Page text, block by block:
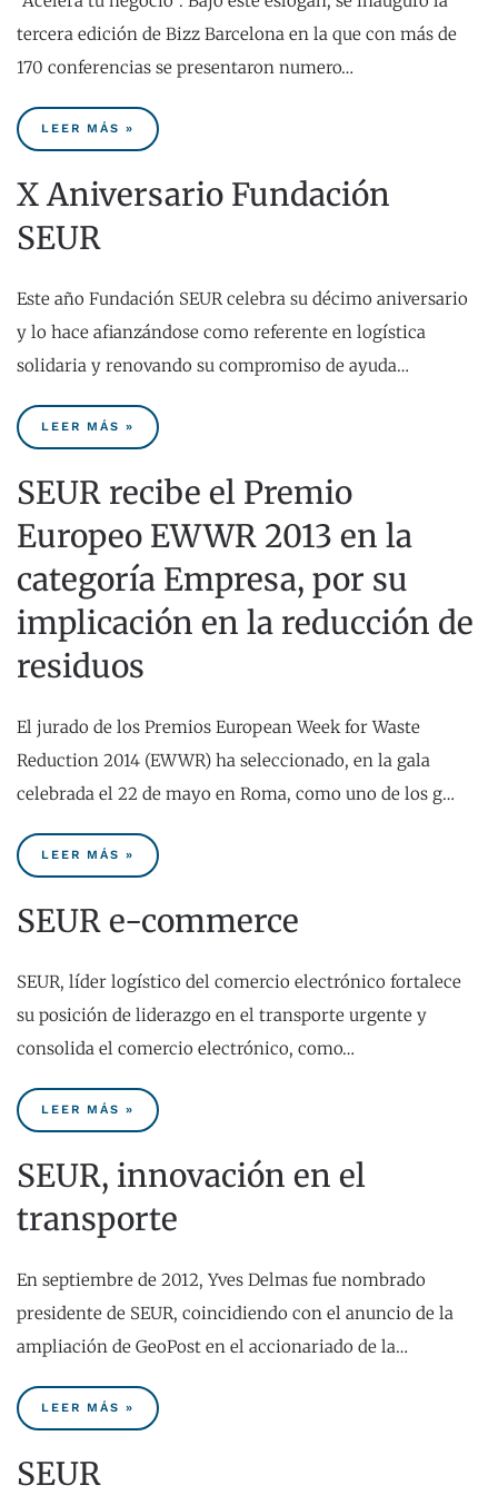
tercera edición de Bizz Barcelona en la que con más de
170 conferencias se presentaron numero…
LEER MÁS »
X Aniversario Fundación
SEUR
Este año Fundación SEUR celebra su décimo aniversario
y lo hace afianzándose como referente en logística
solidaria y renovando su compromiso de ayuda…
LEER MÁS »
SEUR recibe el Premio
Europeo EWWR 2013 en la
categoría Empresa, por su
implicación en la reducción de
residuos
El jurado de los Premios European Week for Waste
Reduction 2014 (EWWR) ha seleccionado, en la gala
celebrada el 22 de mayo en Roma, como uno de los g…
LEER MÁS »
SEUR e-commerce
SEUR, líder logístico del comercio electrónico fortalece
su posición de liderazgo en el transporte urgente y
consolida el comercio electrónico, como…
LEER MÁS »
SEUR, innovación en el
transporte
En septiembre de 2012, Yves Delmas fue nombrado
presidente de SEUR, coincidiendo con el anuncio de la
ampliación de GeoPost en el accionariado de la…
LEER MÁS »
SEUR